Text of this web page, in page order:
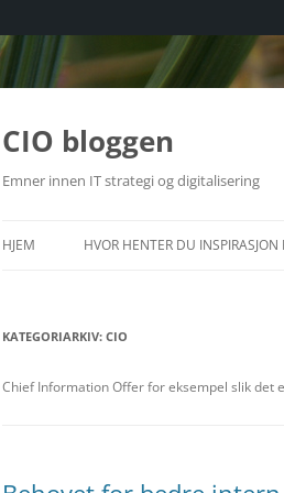
Hopp
CIO bloggen
Emner innen IT strategi og digitalisering
HJEM HVOR HENTER DU INSPIRASJON
KATEGORIARKIV: CIO
Chief Information Offer for eksempel slik det